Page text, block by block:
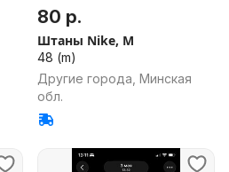
80 р.
Штаны Nike, M
48 (m)
Другие города, Минская
обл.